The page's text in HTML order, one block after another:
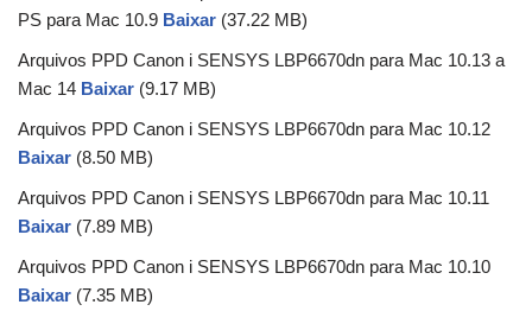
PS para Mac 10.9 Baixar (37.22 MB)
Arquivos PPD Canon i SENSYS LBP6670dn para Mac 10.13 a
Mac 14 Baixar (9.17 MB)
Arquivos PPD Canon i SENSYS LBP6670dn para Mac 10.12
Baixar (8.50 MB)
Arquivos PPD Canon i SENSYS LBP6670dn para Mac 10.11
Baixar (7.89 MB)
Arquivos PPD Canon i SENSYS LBP6670dn para Mac 10.10
Baixar (7.35 MB)